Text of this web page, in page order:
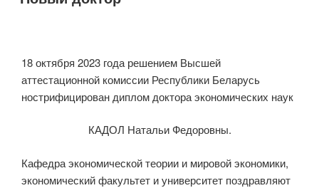
18 октября 2023 года решением Высшей
аттестационной комиссии Республики Беларусь
нострифицирован диплом доктора экономических наук
КАДОЛ Натальи Федоровны.
Кафедра экономической теории и мировой экономики,
экономический факультет и университет поздравляют